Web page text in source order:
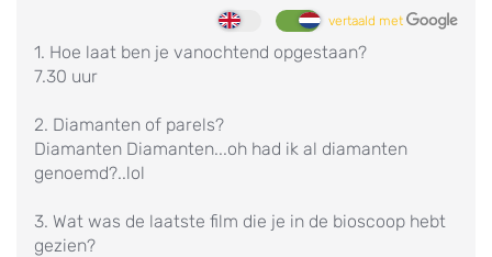
vertaald met
1. Hoe laat ben je vanochtend opgestaan?
7.30 uur
2. Diamanten of parels?
Diamanten Diamanten...oh had ik al diamanten
genoemd?..lol
3. Wat was de laatste film die je in de bioscoop hebt
gezien?